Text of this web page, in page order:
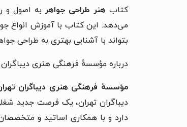
کتاب هنر طراحی جواهر به اصول و
می‌دهد. این کتاب با آموزش انواع
بتواند با آشنایی بهتری به طراحی
درباره مؤسسهٔ فرهنگی هنری دیباگران
مؤسسهٔ فرهنگی هنری دیباگران